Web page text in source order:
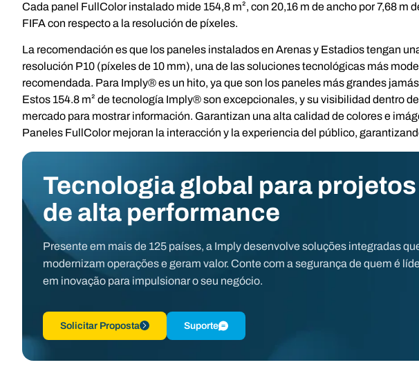
Cada panel FullColor instalado mide 154,8 m², con 20,16 m de ancho por 7,68
FIFA con respecto a la resolución de píxeles.
La recomendación es que los paneles instalados en Arenas y Estadios tengan
resolución P10 (píxeles de 10 mm), una de las soluciones tecnológicas más
recomendada. Para Imply® es un hito, ya que son los paneles más grandes
Estos 154.8 m² de tecnología Imply® son excepcionales, y su visibilidad dentro
mercado para mostrar información. Garantizan una alta calidad de colores e
Paneles FullColor mejoran la interacción y la experiencia del público,
Tecnologia global para projetos
de alta performance
Presente em mais de 125 países, a Imply desenvolve soluções integradas
modernizam operações e geram valor. Conte com a segurança de quem é
em inovação para impulsionar o seu negócio.
Solicitar Proposta Suporte